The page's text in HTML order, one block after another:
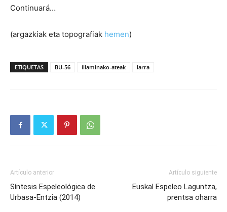
Continuará…
(argazkiak eta topografiak hemen)
ETIQUETAS BU-56 illaminako-ateak larra
Artículo anterior
Síntesis Espeleológica de
Urbasa-Entzia (2014)
Artículo siguiente
Euskal Espeleo Laguntza,
prentsa oharra